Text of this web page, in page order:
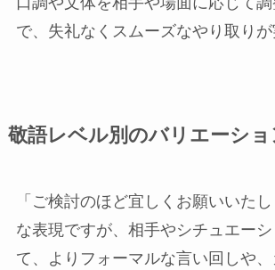
で、失礼なくスムーズなやり取りが
敬語レベル別のバリエーショ
「ご検討のほど宜しくお願いいた
な表現ですが、相手やシチュエー
て、よりフォーマルな言い回しや